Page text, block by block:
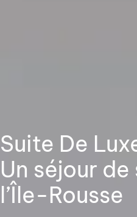
Suite De
Un séjour
l’Île-Rousse